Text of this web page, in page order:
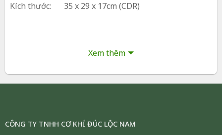
Kích thước:
35 x 29 x 17cm (CDR)
gian hợp tác – điều hành
Tình trạng:
Còn hàng, đáp ứng số lượng lớn
Xem thêm
CÔNG TY TNHH CƠ KHÍ ĐÚC LỘC NAM